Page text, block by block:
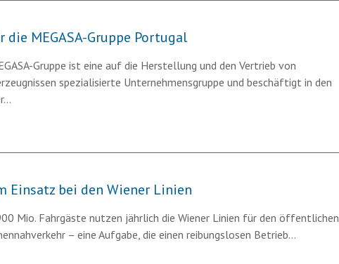
die MEGASA-Gruppe Portugal
Gruppe ist eine auf die Herstellung und den Vertrieb von
spezialisierte Unternehmensgruppe und beschäftigt in den
Einsatz bei den Wiener Linien
Mio. Fahrgäste nutzen jährlich die Wiener Linien für den öffentlichen
– eine Aufgabe, die einen reibungslosen Betrieb…